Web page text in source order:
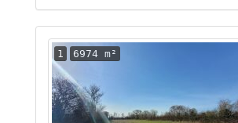
1 6974 m²